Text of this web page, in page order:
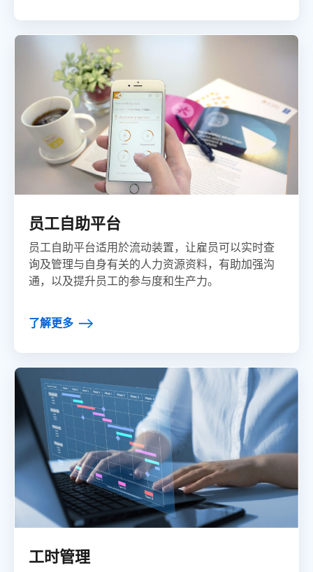
员工自助平台
员工自助平台适用於流动装置，让雇员可以实时查
询及管理与自身有关的人力资源资料，有助加强沟
通，以及提升员工的参与度和生产力。
了解更多
工时管理